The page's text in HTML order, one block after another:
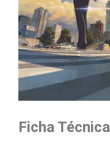
Ficha Técnica